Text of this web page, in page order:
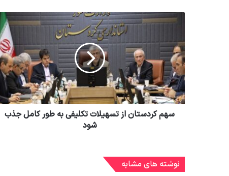
سهم کردستان از تسهیلات تکلیفی به طور کامل جذب
شود
نوشته های مشابه